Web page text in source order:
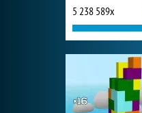
5 238 589x